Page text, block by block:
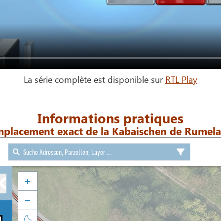
La série complète est disponible sur RTL Play
Informations pratiques
exact de la Kabaischen de